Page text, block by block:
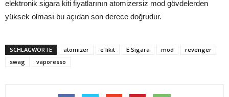
elektronik sigara kiti fiyatlarının atomizersiz mod gövdelerden
yüksek olması bu açıdan son derece doğrudur.
SCHLAGWORTE atomizer e likit E Sigara mod
revenger
swag
vaporesso